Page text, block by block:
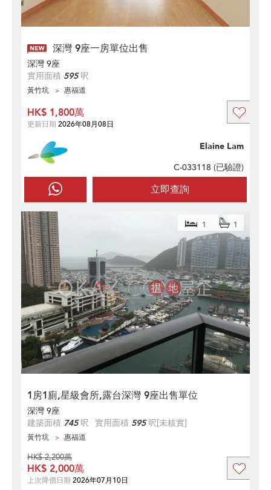
深灣 9座一房單位出售
深灣 9座
實用面積 595呎
黃竹坑 惠福道
立即查詢
Elaine Lam
C-033118 (已驗證)
HK$ 1,800萬
更新日期 2026年08月08日
1房1廁,星級會所,露台深灣 9座出售單位
1 1
深灣 9座
建築面積 745呎 實用面積 595呎[未核實]
黃竹坑 惠福道
HK$ 2,200萬
HK$ 2,000萬
上次降價日期 2026年07月10日